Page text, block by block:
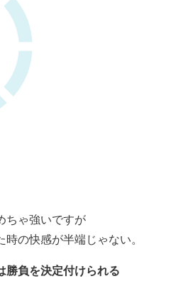
ちゃ強いですが
の快感が半端じゃない。
勝負を決定付けられる